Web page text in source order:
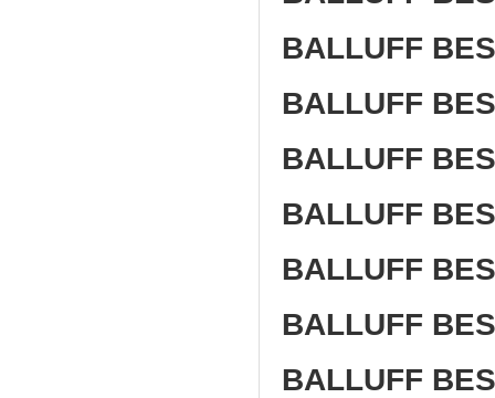
BALLUFF
BALLUFF
BALLUFF
BALLUFF
BALLUFF
BALLUFF
BALLUFF